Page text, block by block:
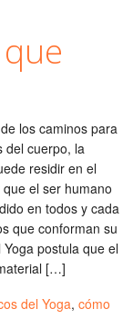
los caminos para
del cuerpo, la
residir en el
el ser humano
en todos y cada
que conforman su
postula que el
[…]
del Yoga, cómo